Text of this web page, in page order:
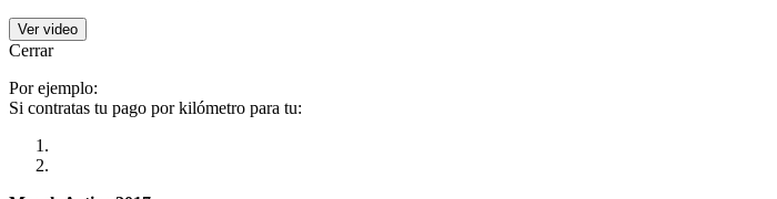
Ver video
Cerrar
Por ejemplo:
Si contratas tu pago por kilómetro para tu: